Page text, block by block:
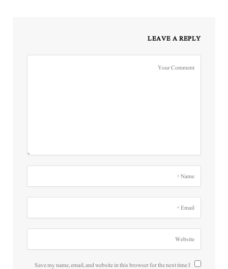
LEAVE A REPLY
Save my name, email, and website in this browser for the next time I